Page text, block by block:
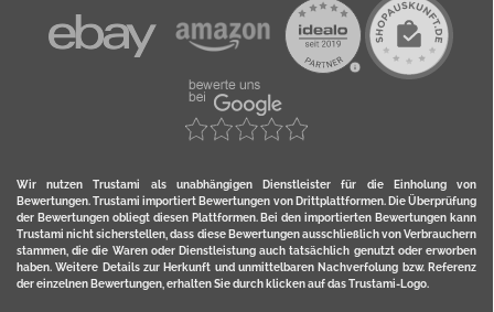
Wir nutzen Trustami als unabhängigen Dienstleister für die Einholung von
Bewertungen. Trustami importiert Bewertungen von Drittplattformen. Die Überprüfung
der Bewertungen obliegt diesen Plattformen. Bei den importierten Bewertungen kann
Trustami nicht sicherstellen, dass diese Bewertungen ausschließlich von Verbrauchern
stammen, die die Waren oder Dienstleistung auch tatsächlich genutzt oder erworben
haben. Weitere Details zur Herkunft und unmittelbaren Nachverfolung bzw. Referenz
der einzelnen Bewertungen, erhalten Sie durch klicken auf das Trustami-Logo.